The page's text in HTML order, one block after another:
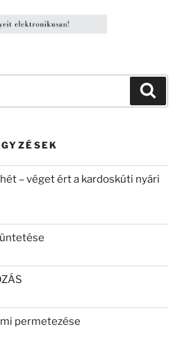
– véget ért a kardoskúti nyári
permetezése